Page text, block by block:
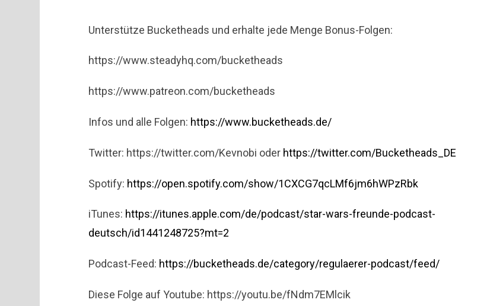
Unterstütze Bucketheads und erhalte jede Menge Bonus-Folgen:
https://www.steadyhq.com/bucketheads
https://www.patreon.com/bucketheads
Infos und alle Folgen: https://www.bucketheads.de/
Twitter: https://twitter.com/Kevnobi oder https://twitter.com/Bucketheads_DE
Spotify: https://open.spotify.com/show/1CXCG7qcLMf6jm6hWPzRbk
iTunes: https://itunes.apple.com/de/podcast/star-wars-freunde-podcast-
deutsch/id1441248725?mt=2
Podcast-Feed: https://bucketheads.de/category/regulaerer-podcast/feed/
Diese Folge auf Youtube: https://youtu.be/fNdm7EMlcik